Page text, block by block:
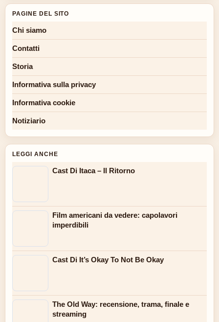
PAGINE DEL SITO
Chi siamo
Contatti
Storia
Informativa sulla privacy
Informativa cookie
Notiziario
LEGGI ANCHE
Cast Di Itaca – Il Ritorno
Film americani da vedere: capolavori
imperdibili
Cast Di It’s Okay To Not Be Okay
The Old Way: recensione, trama, finale e
streaming